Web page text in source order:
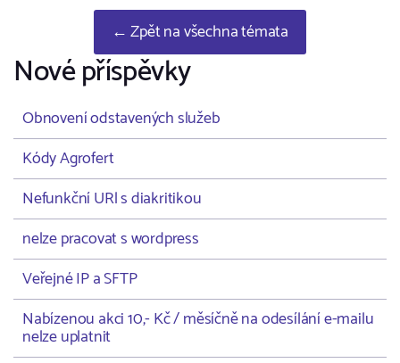
← Zpět na všechna témata
Nové příspěvky
Obnovení odstavených služeb
Kódy Agrofert
Nefunkční URl s diakritikou
nelze pracovat s wordpress
Veřejné IP a SFTP
Nabízenou akci 10,- Kč / měsíčně na odesílání e-mailu
nelze uplatnit